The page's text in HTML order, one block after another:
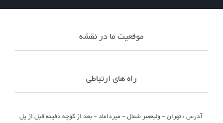
موقعیت ما در نقشه
راه های ارتباطی
آدرس : تهران - ولیعصر شمال - میرداماد - بعد از کوچه دفینه قبل از پل